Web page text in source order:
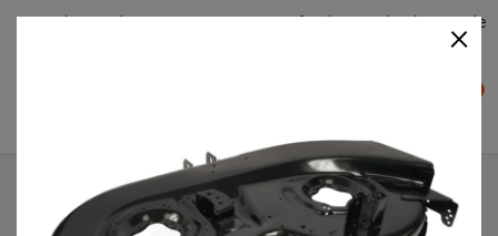
Plateaudecoupe.com : Trouver facilement le plateau de
Accueil
Plateau de coupe
Plateau de coupe 107 cm 68304162AS pour MTD 185/107
×